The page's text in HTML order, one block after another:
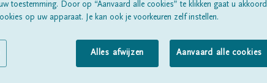
toestemming. Door op “Aanvaard alle cookies” te klikken gaat u akkoord
op uw apparaat. Je kan ook je voorkeuren zelf instellen.
Alles afwijzen Aanvaard alle cookies